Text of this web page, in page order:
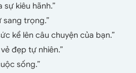
sự kiêu hãnh.”
sang trọng.”
kể lên câu chuyện của bạn.”
đẹp tự nhiên.”
sống.”